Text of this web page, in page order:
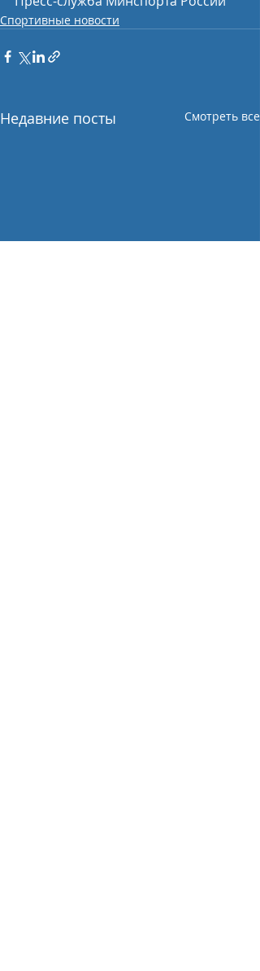
Спортивные новости
Недавние посты Смотреть все